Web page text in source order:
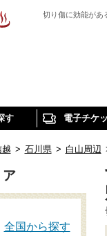
切り傷に効能があ
す 電子チケ
越 > 石川県 > 白山周辺
全国から探す